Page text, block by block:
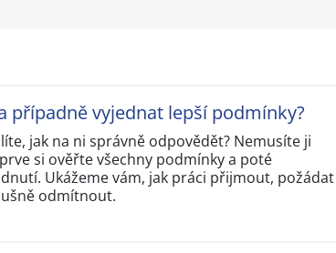
případně vyjednat lepší podmínky?
jak na ni správně odpovědět? Nemusíte ji
si ověřte všechny podmínky a poté
Ukážeme vám, jak práci přijmout,
odmítnout.